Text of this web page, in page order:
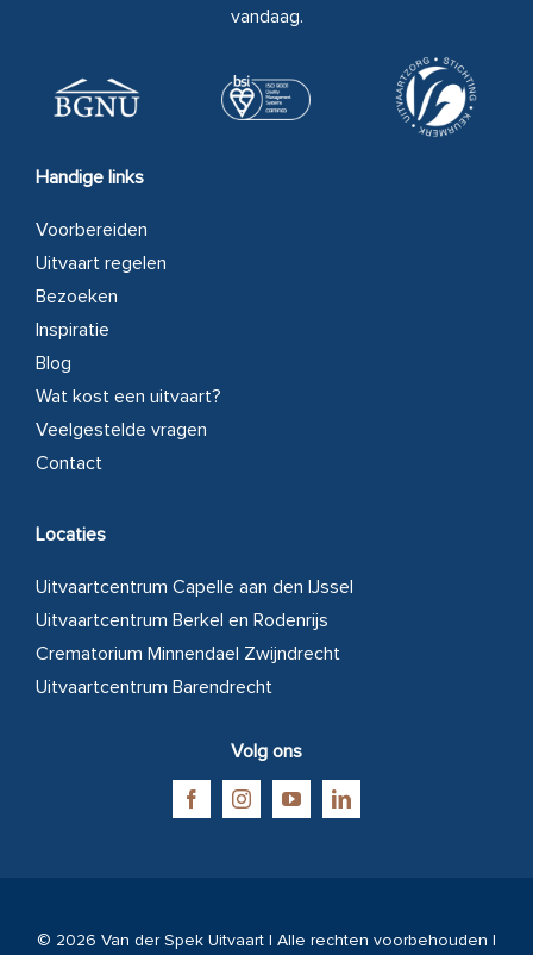
vandaag.
Handige links
Voorbereiden
Uitvaart regelen
Bezoeken
Inspiratie
Blog
Wat kost een uitvaart?
Veelgestelde vragen
Contact
Locaties
Uitvaartcentrum Capelle aan den IJssel
Uitvaartcentrum Berkel en Rodenrijs
Crematorium Minnendael Zwijndrecht
Uitvaartcentrum Barendrecht
Volg ons
© 2026 Van der Spek Uitvaart | Alle rechten voorbehouden |